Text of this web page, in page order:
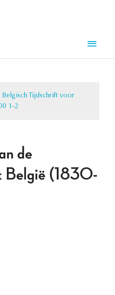
Belgisch Tijdschrift voor
1-2
de
België (1830-